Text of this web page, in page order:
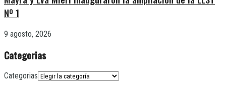
Nº 1
9 agosto, 2026
Categorias
Categorias